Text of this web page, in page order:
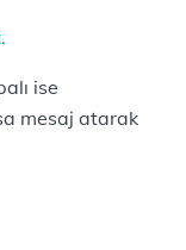
ise
mesaj atarak